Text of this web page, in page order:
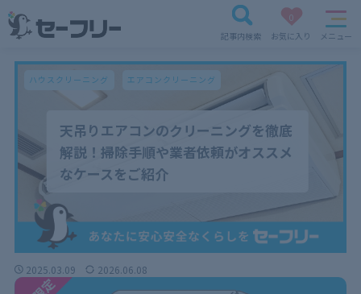
記事内検索
0
お気に入り
メニュー
天吊りエアコンのクリーニングを徹底
解説！掃除手順や業者依頼がオススメ
なケースをご紹介
ハウスクリーニング エアコンクリーニング
2025.03.09 2026.06.08